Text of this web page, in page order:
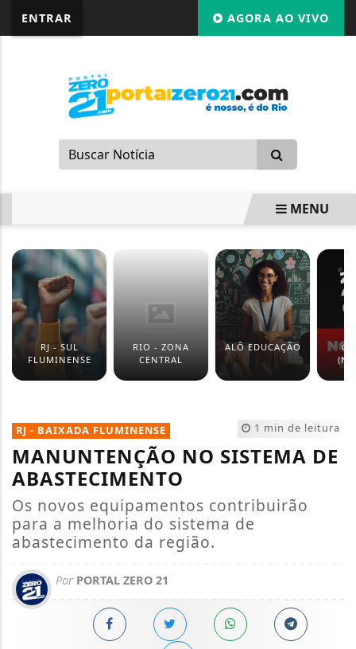
ENTRAR AGORA AO VIVO
MENU
RJ - SUL
FLUMINENSE
RIO - ZONA
CENTRAL
ALÔ EDUCAÇÃO
1 min de leitura
RJ - BAIXADA FLUMINENSE
MANUNTENÇÃO NO SISTEMA DE
ABASTECIMENTO
Os novos equipamentos contribuirão
para a melhoria do sistema de
abastecimento da região.
Por PORTAL ZERO 21